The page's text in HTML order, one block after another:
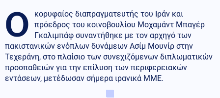
Ο
κορυφαίος διαπραγματευτής του Ιράν και
πρόεδρος του κοινοβουλίου Μοχαμάντ Μπαγέρ
Γκαλιμπάφ συναντήθηκε με τον αρχηγό των
πακιστανικών ενόπλων δυνάμεων Ασίμ Μουνίρ στην
Τεχεράνη, στο πλαίσιο των συνεχιζόμενων διπλωματικών
προσπαθειών για την επίλυση των περιφερειακών
εντάσεων, μετέδωσαν σήμερα ιρανικά ΜΜΕ.